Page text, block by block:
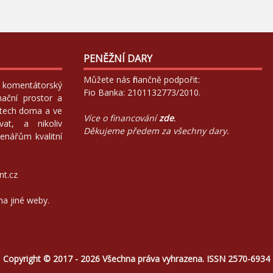
komentátorský
prostor a
doma a ve
a nikoliv
kvalitní
jiné weby.
PENĚŽNÍ DARY
Můžete nás finančně podpořit:
Fio Banka: 2101132773/2010.
Více o financovánízde.
Děkujeme předem za všechny dary.
Copyright © 2017 - 2026 Všechna práva vyhrazena. ISSN 2570-6934